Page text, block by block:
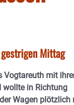
Mittag
Vogtareuth mit
wollte in Richtung
Wagen plötzlich